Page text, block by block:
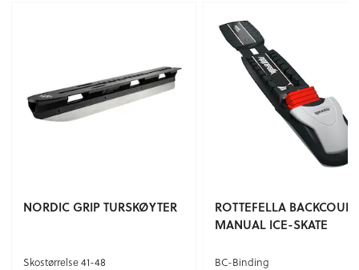
NORDIC GRIP TURSKØYTER
Skostørrelse 41-48
ROTTEFELLA
MANUAL ICE-SKATE
BC-Binding